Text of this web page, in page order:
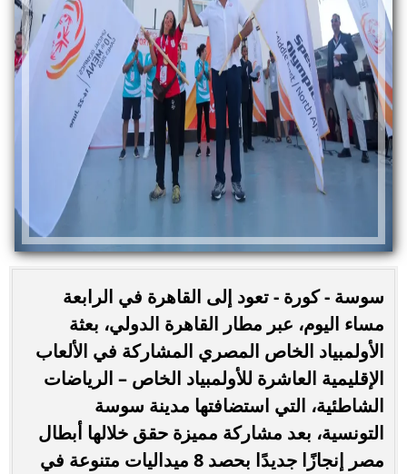
سوسة - كورة - تعود إلى القاهرة في الرابعة
مساء اليوم، عبر مطار القاهرة الدولي، بعثة
الأولمبياد الخاص المصري المشاركة في الألعاب
الإقليمية العاشرة للأولمبياد الخاص – الرياضات
الشاطئية، التي استضافتها مدينة سوسة
التونسية، بعد مشاركة مميزة حقق خلالها أبطال
مصر إنجازًا جديدًا بحصد 8 ميداليات متنوعة في